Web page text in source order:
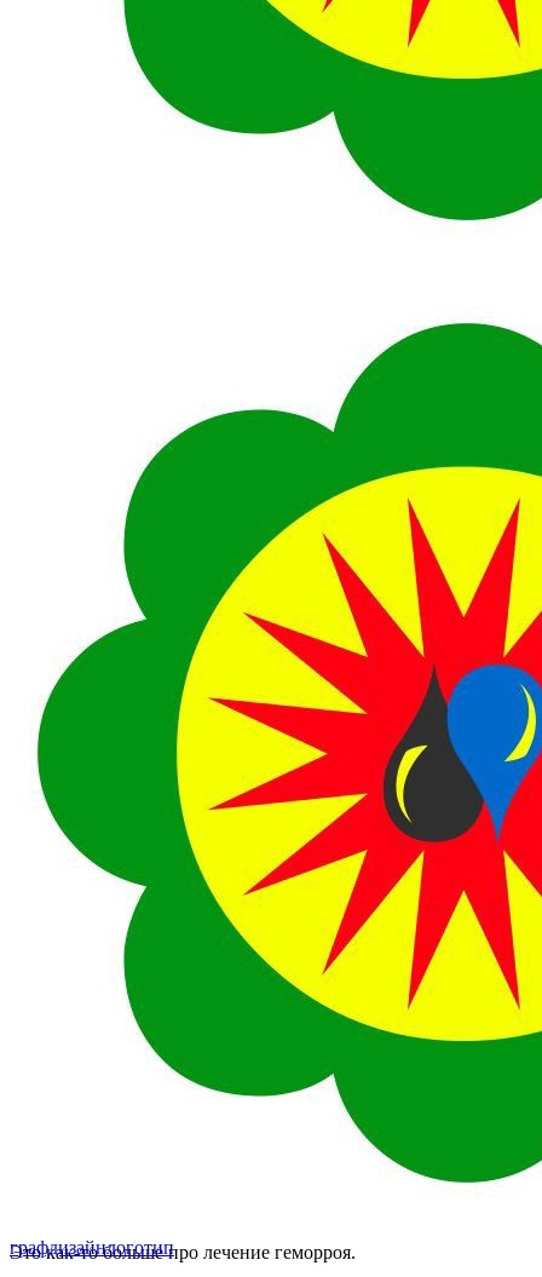
Это как-то больше про лечение геморроя.
графдизайнлоготип